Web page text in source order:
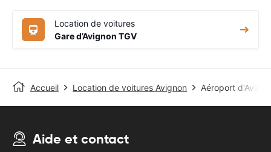
Location de voitures
Gare d’Avignon TGV
Accueil Location de voitures Avignon Aéroport
Aide et contact